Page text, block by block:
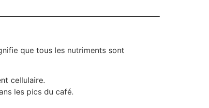
que tous les nutriments sont
cellulaire.
les pics du café.